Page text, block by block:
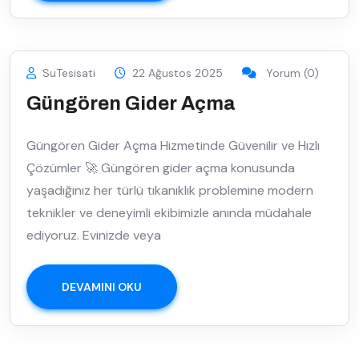
SuTesisati 22 Ağustos 2025 Yorum (0)
Güngören Gider Açma
Güngören Gider Açma Hizmetinde Güvenilir ve Hızlı
Çözümler 🚀 Güngören gider açma konusunda
yaşadığınız her türlü tıkanıklık problemine modern
teknikler ve deneyimli ekibimizle anında müdahale
ediyoruz. Evinizde veya
DEVAMINI OKU